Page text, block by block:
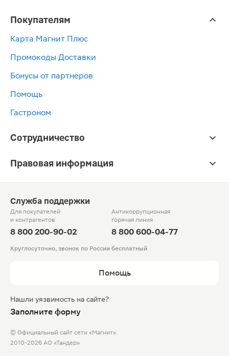
Покупателям
Карта Магнит Плюс
Промокоды Доставки
Бонусы от партнёров
Помощь
Гастроном
Сотрудничество
Правовая информация
Служба поддержки
Для покупателей
и контрагентов
8 800 200-90-02
Антикоррупционная
горячая линия
8 800 600-04-77
Круглосуточно, звонок по России бесплатный
Помощь
Нашли уязвимость на сайте?
Заполните форму
© Официальный сайт сети «Магнит».
2010-2026 АО «Тандер»